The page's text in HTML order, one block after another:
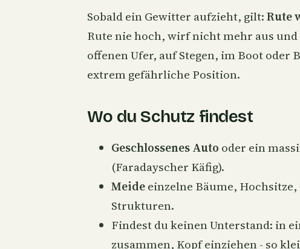
Sobald ein Gewitter aufzieht, gilt:Rute
Rute nie hoch, wirf nicht mehr aus
offenen Ufer, auf Stegen, im Boot oder
extrem gefährliche Position.
Wo du Schutz findest
Geschlossenes Auto oder ein
(Faradayscher Käfig).
Meideeinzelne Bäume,
Strukturen.
Findest du keinen Unterstand: in
zusammen, Kopf einziehen - so